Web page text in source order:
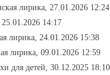
лирика, 27.01.2026 12:24
14:17
лирика, 24.01.2026 15:38
лирика, 09.01.2026 12:59
для детей, 30.12.2025 18:10